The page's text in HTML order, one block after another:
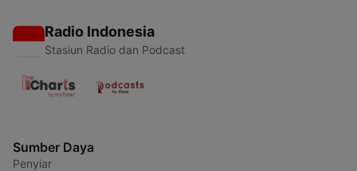
Radio Indonesia
Stasiun Radio dan Podcast
Sumber Daya
Penyiar